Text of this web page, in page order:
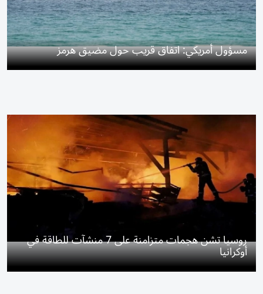
مسؤول أمريكي: اتفاق قريب حول مضيق هرمز
روسيا تشن هجمات متزامنة على 7 منشآت للطاقة في
أوكرانيا